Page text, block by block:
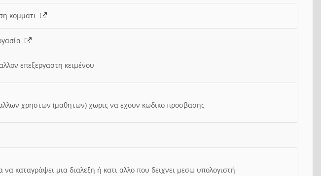
κομματι
επεξεργαστη κειμένου
χρηστων (μαθητων) χωρις να εχουν κωδικο προσβασης
καταγράψει μια διαλεξη ή κατι αλλο που δειχνει μεσω υπολογιστή